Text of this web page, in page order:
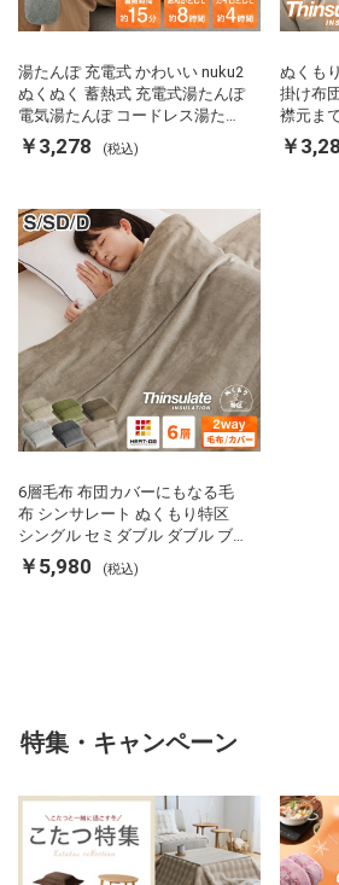
湯たんぽ 充電式 かわいい nuku2
ぬくぬく 蓄熱式 充電式湯たんぽ
電気湯たんぽ コードレス湯たん
ぽ エコ 節電 節約 省エネ 充電式
エコ電気あんか EWT-2143 スリ
￥3,278 (税込)
ぬくも
掛け布
襟元ま
使える
菌防臭
￥
6層毛布 布団カバーにもなる毛
布 シンサレート ぬくもり特区
シングル セミダブル ダブル ブ
ランケット 掛け布団カバー フラ
ンネル 保温 蓄熱 吸湿 発熱 断熱
￥5,980 (税込)
特集・キャンペーン